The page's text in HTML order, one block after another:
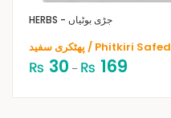
HERBS - جڑی بوٹیاں
پھٹکری سفید / Phitkiri Safed
₨ 30 – ₨ 169